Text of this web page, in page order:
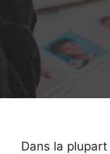
Dans la